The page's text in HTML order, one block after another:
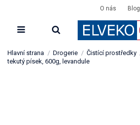
O nás Blog
Hlavní strana Drogerie Čistící prostředky
tekutý písek, 600g, levandule